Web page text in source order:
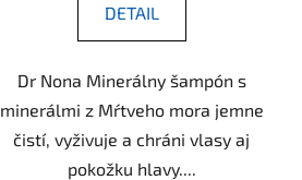
DETAIL
Dr Nona Minerálny šampón s
minerálmi z Mŕtveho mora jemne
čistí, vyživuje a chráni vlasy aj
pokožku hlavy....